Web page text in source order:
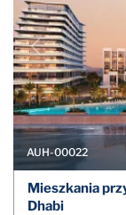
AUH-00022
Mieszkania
Dhabi